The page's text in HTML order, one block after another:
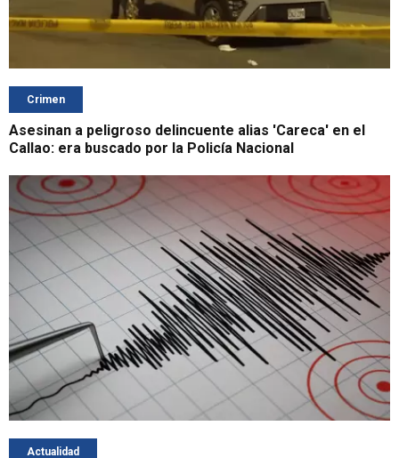
Crimen
Asesinan a peligroso delincuente alias 'Careca' en el
Callao: era buscado por la Policía Nacional
Actualidad